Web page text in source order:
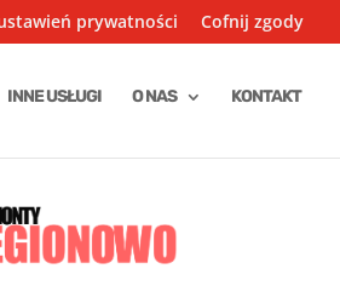
prywatności Cofnij zgody
INNE USŁUGI O NAS KONTAKT